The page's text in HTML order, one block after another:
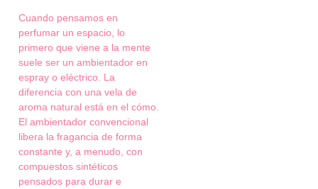
Cuando pensamos en
perfumar un espacio, lo
primero que viene a la mente
suele ser un ambientador en
espray o eléctrico. La
diferencia con una vela de
aroma natural está en el cómo.
El ambientador convencional
libera la fragancia de forma
constante y, a menudo, con
compuestos sintéticos
pensados para durar e